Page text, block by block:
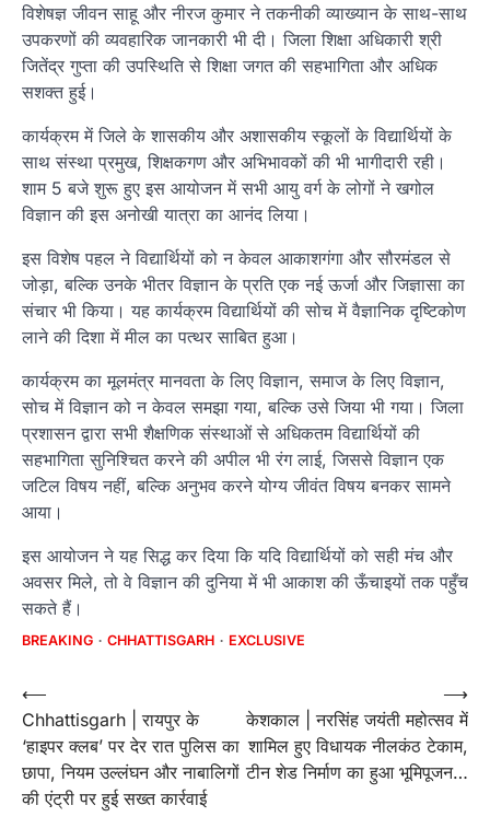
विशेषज्ञ जीवन साहू और नीरज कुमार ने तकनीकी व्याख्यान के साथ-साथ
उपकरणों की व्यवहारिक जानकारी भी दी। जिला शिक्षा अधिकारी श्री
जितेंद्र गुप्ता की उपस्थिति से शिक्षा जगत की सहभागिता और अधिक
सशक्त हुई।
कार्यक्रम में जिले के शासकीय और अशासकीय स्कूलों के विद्यार्थियों के
साथ संस्था प्रमुख, शिक्षकगण और अभिभावकों की भी भागीदारी रही।
शाम 5 बजे शुरू हुए इस आयोजन में सभी आयु वर्ग के लोगों ने खगोल
विज्ञान की इस अनोखी यात्रा का आनंद लिया।
इस विशेष पहल ने विद्यार्थियों को न केवल आकाशगंगा और सौरमंडल से
जोड़ा, बल्कि उनके भीतर विज्ञान के प्रति एक नई ऊर्जा और जिज्ञासा का
संचार भी किया। यह कार्यक्रम विद्यार्थियों की सोच में वैज्ञानिक दृष्टिकोण
लाने की दिशा में मील का पत्थर साबित हुआ।
कार्यक्रम का मूलमंत्र मानवता के लिए विज्ञान, समाज के लिए विज्ञान,
सोच में विज्ञान को न केवल समझा गया, बल्कि उसे जिया भी गया। जिला
प्रशासन द्वारा सभी शैक्षणिक संस्थाओं से अधिकतम विद्यार्थियों की
सहभागिता सुनिश्चित करने की अपील भी रंग लाई, जिससे विज्ञान एक
जटिल विषय नहीं, बल्कि अनुभव करने योग्य जीवंत विषय बनकर सामने
आया।
इस आयोजन ने यह सिद्ध कर दिया कि यदि विद्यार्थियों को सही मंच और
अवसर मिले, तो वे विज्ञान की दुनिया में भी आकाश की ऊँचाइयों तक पहुँच
सकते हैं।
BREAKING CHHATTISGARH EXCLUSIVE
Post
navigation
⟵
Chhattisgarh | रायपुर के
‘हाइपर क्लब’ पर देर रात पुलिस का
छापा, नियम उल्लंघन और नाबालिगों
की एंट्री पर हुई सख्त कार्रवाई
केशकाल | नरसिंह जयंती महोत्सव में
शामिल हुए विधायक नीलकंठ टेकाम,
टीन शेड निर्माण का हुआ भूमिपूजन…
⟶